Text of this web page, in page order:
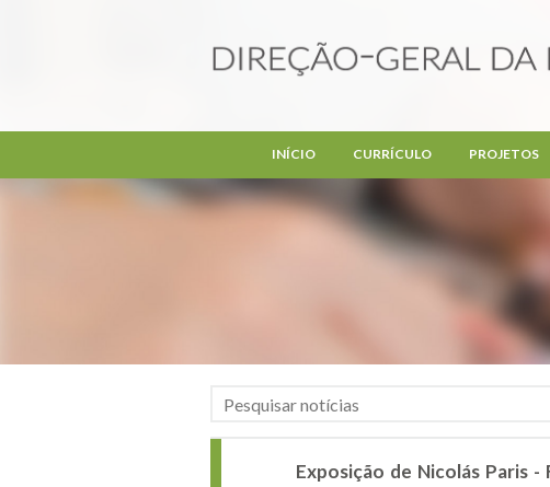
INÍCIO CURRÍCULO PROJETOS
Exposição de Nicolás Paris